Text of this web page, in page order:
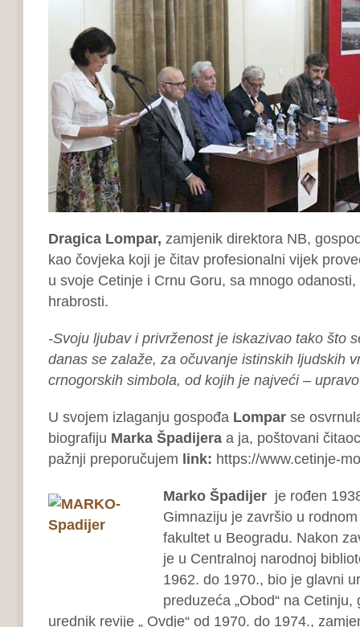
Dragica Lompar, zamjenik direktora NB,
kao čovjeka koji je čitav profesionalni vijek
u svoje Cetinje i Crnu Goru, sa mnogo
hrabrosti.
-Svoju ljubav i privrženost je iskazivao tako što
danas se zalaže, za očuvanje istinskih ljudskih
crnogorskih simbola, od kojih je najveći –
U svojem izlaganju gospođa Lomparse
biografiju Marka Špadijera a ja, poštovani
pažnji preporučujem link: https://www.cetinje-
Marko Špadijerje rođen
Gimnaziju je završio u
fakultet u Beogradu. Nakon
je u Centralnoj narodnoj
1962. do 1970., bio je glavni
preduzeća „Obod“ na
urednik revije „ Ovdje“ od 1970. do 1974.,